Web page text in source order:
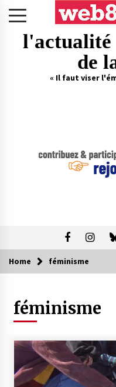
l'actualité
de
« Il faut viser
Home féminisme
féminisme